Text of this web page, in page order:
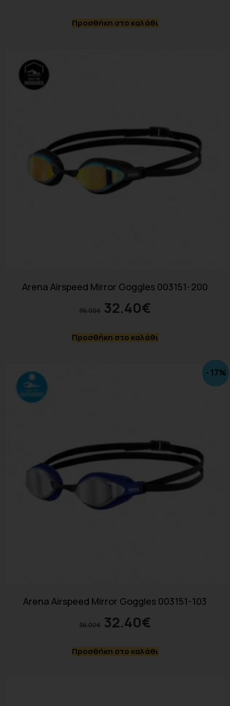
Προσθήκη στο καλάθι
Arena Airspeed Mirror Goggles 003151-200
36.00€ 32.40€
Προσθήκη στο καλάθι
- 17%
Arena Airspeed Mirror Goggles 003151-103
36.00€ 32.40€
Προσθήκη στο καλάθι